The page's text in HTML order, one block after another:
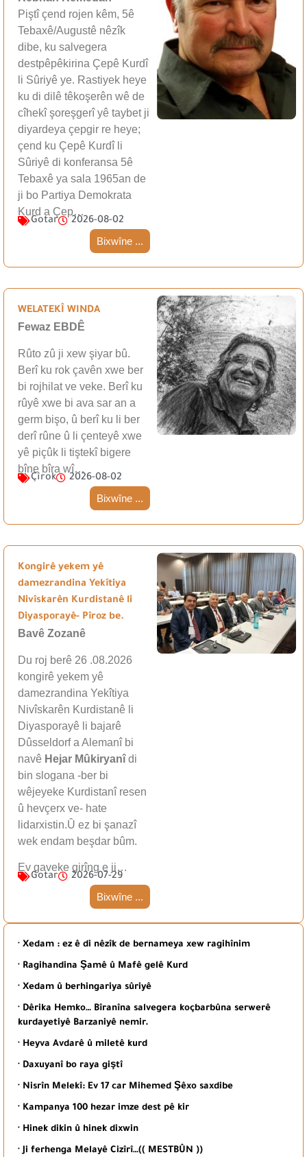
Piştî çend rojen kêm, 5ê
Tebaxê/Augustê nêzîk
dibe, ku salvegera
destpêpêkirina Çepê Kurdî
li Sûriyê ye. Rastiyek heye
ku di dilê têkoşerên wê de
cîhekî şoreşgerî yê taybet ji
diyardeya çepgir re heye;
çend ku Çepê Kurdî li
Sûriyê di konferansa 5ê
Tebaxê ya sala 1965an de
ji bo Partiya Demokrata
Kurd a Çep…
Gotar 2026-08-02
Bixwîne ...
WELATEKÎ WINDA
Fewaz EBDÊ
Rûto zû ji xew şiyar bû.
Berî ku rok çavên xwe ber
bi rojhilat ve veke. Berî ku
rûyê xwe bi ava sar an a
germ bişo, û berî ku li ber
derî rûne û li çenteyê xwe
yê piçûk li tiştekî bigere
bîne bîra wî…
Çîrok 2026-08-02
Bixwîne ...
Kongirê yekem yê
damezrandina Yekîtiya
Nivîskarên Kurdistanê li
Diyasporayê- Pîroz be.
Bavê Zozanê
Du roj berê 26 .08.2026
kongirê yekem yê
damezrandina Yekîtiya
Nivîskarên Kurdistanê li
Diyasporayê li bajarê
Dûsseldorf a Alemanî bi
navê Hejar Mûkiryanîdi
bin slogana -ber bi
wêjeyeke Kurdistanî resen
û hevçerx ve- hate
lidarxistin.Û ez bi şanazî
wek endam beşdar bûm.
Ev gaveke girîng e ji…
Gotar 2026-07-29
Bixwîne ...
· Xedam : ez ê di nêzîk de bernameya xew ragihînim
· Ragihandina Şamê û Mafê gelê Kurd
· Xedam û berhingariya sûriyê
· Dêrika Hemko… Bîranîna salvegera koçbarbûna serwerê
kurdayetiyê Barzaniyê nemir.
· Heyva Avdarê û miletê kurd
· Daxuyanî bo raya giştî
· Nisrîn Melekî: Ev 17 car Mihemed Şêxo saxdibe
· Kampanya 100 hezar imze dest pê kir
· Hinek dikin û hinek dixwin
· Ji ferhenga Melayê Cizîrî…(( MESTBÛN ))